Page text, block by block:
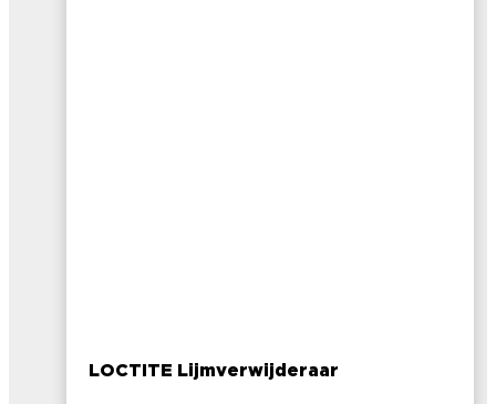
LOCTITE Lijmverwijderaar